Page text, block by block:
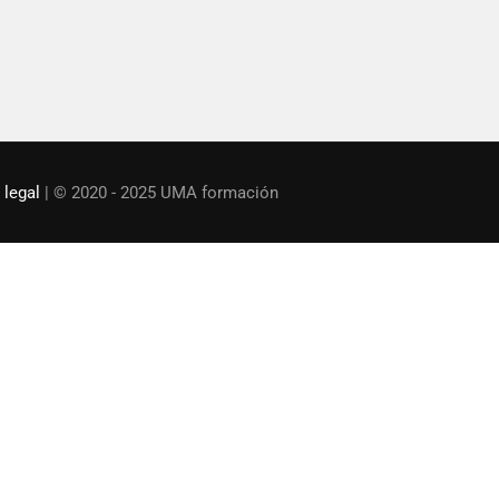
| © 2020 - 2025 UMA formación